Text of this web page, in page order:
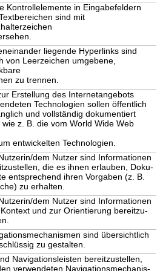
Kontrollelemente in Eingabefeldern
sind mit
liegende Hyperlinks sind
von Leerzeichen umgebene,
zu trennen.
Erstellung des Internetangebots
Technologien sollen öffentlich
und vollständig dokumentiert
wie z. B. die vom World Wide Web
entwickelten Technologien.
dem Nutzer sind Informationen
die es ihnen erlauben, Doku-
entsprechend ihren Vorgaben (z. B.
zu erhalten.
dem Nutzer sind Informationen
und zur Orientierung bereitzu-
sind übersichtlich
zu gestalten.
Navigationsleisten bereitzustellen,
verwendeten Navigationsmechanis-